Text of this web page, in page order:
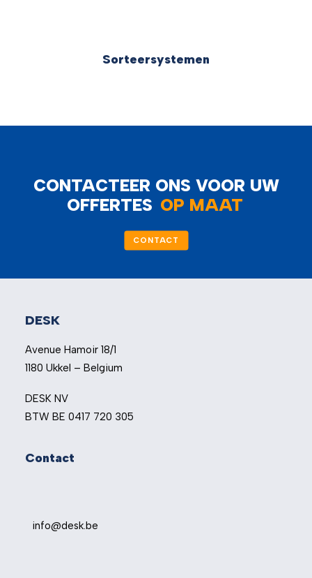
Sorteersystemen
CONTACTEER ONS VOOR UW
OFFERTES OP MAAT
CONTACT
DESK
Avenue Hamoir 18/1
1180 Ukkel – Belgium
DESK NV
BTW BE 0417 720 305
Contact
info@desk.be